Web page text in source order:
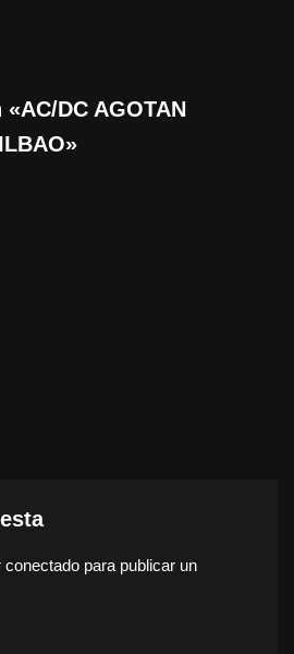
DC AGOTAN
conectado para publicar un